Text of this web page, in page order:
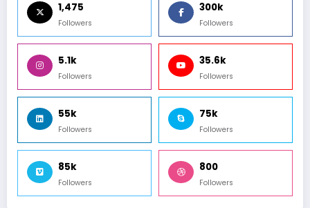
1,475
Followers
300k
Followers
5.1k
Followers
35.6k
Followers
55k
Followers
75k
Followers
85k
Followers
800
Followers